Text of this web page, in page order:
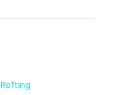
Rafting